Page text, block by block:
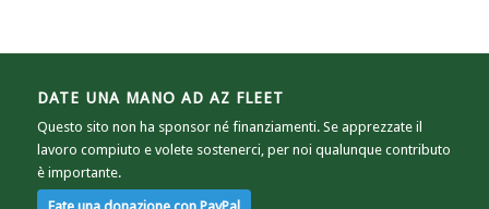
DATE UNA MANO AD AZ FLEET
Questo sito non ha sponsor né finanziamenti. Se apprezzate il
lavoro compiuto e volete sostenerci, per noi qualunque contributo
è importante.